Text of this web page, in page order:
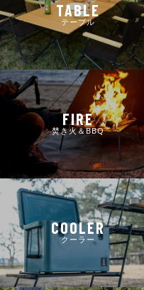
TABLE
テーブル
FIRE
焚き火＆BBQ
COOLER
クーラー